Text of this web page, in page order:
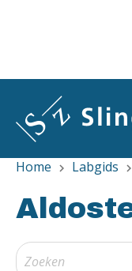
Home chevron_right Labgids chevron_right